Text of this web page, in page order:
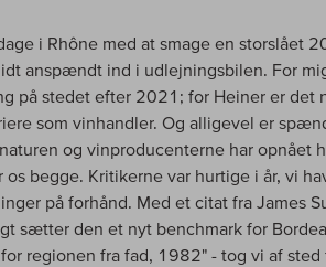
i Rhône med at smage en storslået
anspændt ind i udlejningsbilen. For
på stedet efter 2021; for Heiner er det
som vinhandler. Og alligevel er
og vinproducenterne har opnået
os begge. Kritikerne var hurtige i år, vi
på forhånd. Med et citat fra James
sætter den et nyt benchmark for
regionen fra fad, 1982" - tog vi af sted